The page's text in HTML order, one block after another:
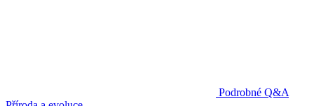
Podrobné Q&A